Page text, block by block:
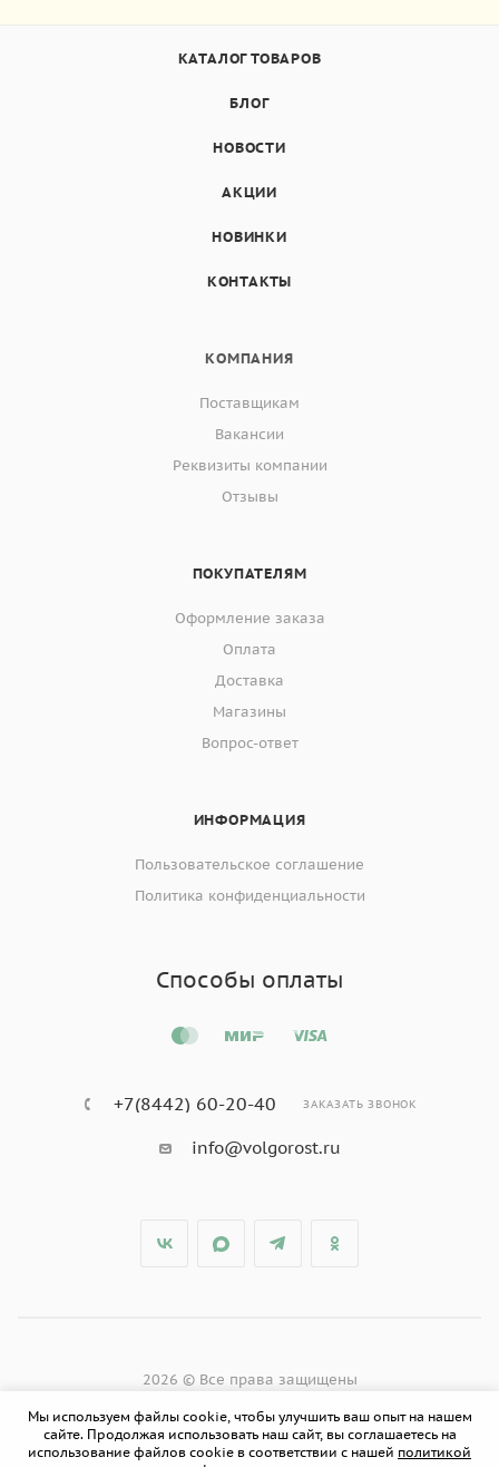
КАТАЛОГ ТОВАРОВ
БЛОГ
НОВОСТИ
АКЦИИ
НОВИНКИ
КОНТАКТЫ
КОМПАНИЯ
Поставщикам
Вакансии
Реквизиты компании
Отзывы
ПОКУПАТЕЛЯМ
Оформление заказа
Оплата
Доставка
Магазины
Вопрос-ответ
ИНФОРМАЦИЯ
Пользовательское соглашение
Политика конфиденциальности
Способы оплаты
+7(8442) 60-20-40 ЗАКАЗАТЬ ЗВОНОК
info@volgorost.ru
2026 © Все права защищены
Мы используем файлы cookie, чтобы улучшить ваш опыт на нашем
сайте. Продолжая использовать наш сайт, вы соглашаетесь на
использование файлов cookie в соответствии с нашей политикой